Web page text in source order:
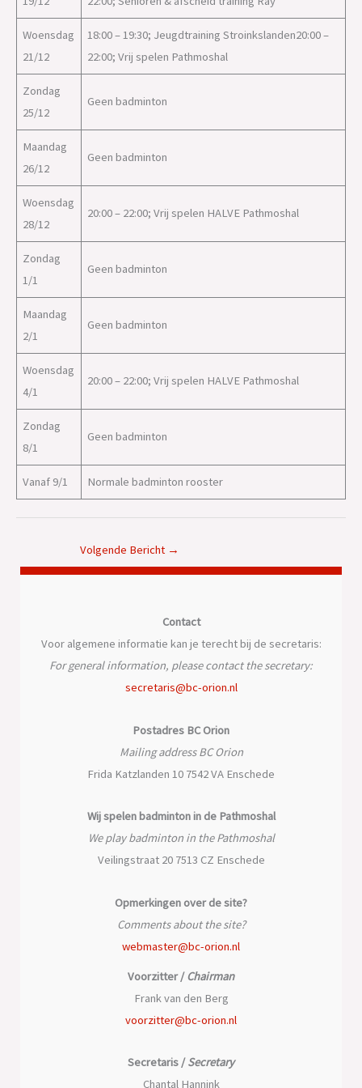
Woensdag
21/12
18:00 – 19:30; Jeugdtraining Stroinkslanden20:00 –
22:00; Vrij spelen Pathmoshal
Zondag
25/12
Geen badminton
Maandag
26/12
Geen badminton
Woensdag
28/12
20:00 – 22:00; Vrij spelen HALVE Pathmoshal
Zondag
1/1
Geen badminton
Maandag
2/1
Geen badminton
Woensdag
4/1
20:00 – 22:00; Vrij spelen HALVE Pathmoshal
Zondag
8/1
Geen badminton
Vanaf 9/1 Normale badminton rooster
Volgende Bericht →
Contact
Voor algemene informatie kan je terecht bij de secretaris:
For general information, please contact the secretary:
secretaris@bc-orion.nl
Postadres BC Orion
Mailing address BC Orion
Frida Katzlanden 10 7542 VA Enschede
Wij spelen badminton in de Pathmoshal
We play badminton in the Pathmoshal
Veilingstraat 20 7513 CZ Enschede
Opmerkingen over de site?
Comments about the site?
webmaster@bc-orion.nl
Voorzitter /Chairman
Frank van den Berg
voorzitter@bc-orion.nl
Secretaris /Secretary
Chantal Hannink